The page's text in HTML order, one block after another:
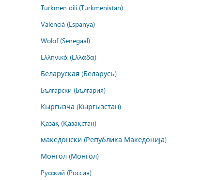
Türkmen dili (Türkmenistan)
Valencià (Espanya)
Wolof (Senegaal)
Ελληνικά (Ελλάδα)
Беларуская (Беларусь)
Български (България)
Кыргызча (Кыргызстан)
Қазақ (Қазақстан)
македонски (Република Македонија)
Монгол (Монгол)
Русский (Россия)